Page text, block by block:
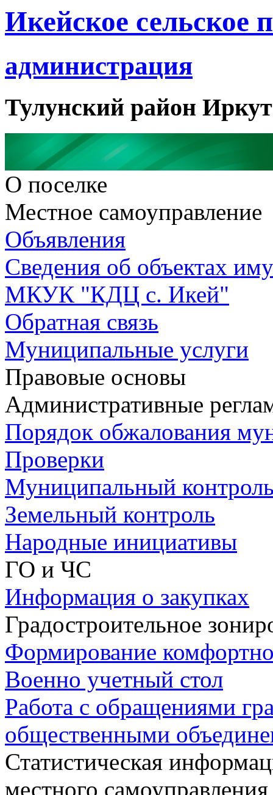
Икейское сельское
администрация
Тулунский район
О поселке
Местное самоуправление
Объявления
Сведения об объектах
МКУК "КДЦ с. Икей"
Обратная связь
Муниципальные услуги
Правовые основы
Административные
Порядок обжалования
Проверки
Муниципальный
Земельный контроль
Народные инициативы
ГО и ЧС
Информация о закупках
Градостроительное
Формирование
Военно учетный стол
Работа с обращениями
общественными
Статистическая
местного самоуправления